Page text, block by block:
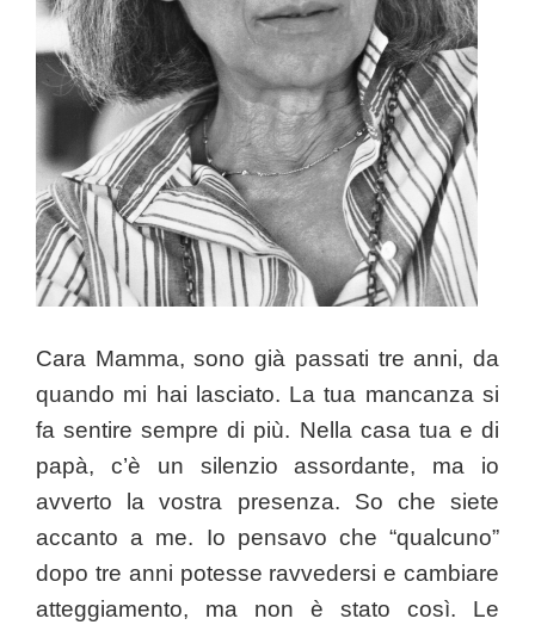
Cara Mamma, sono già passati tre anni, da
quando mi hai lasciato. La tua mancanza si
fa sentire sempre di più. Nella casa tua e di
papà, c’è un silenzio assordante, ma io
avverto la vostra presenza. So che siete
accanto a me. Io pensavo che “qualcuno”
dopo tre anni potesse ravvedersi e cambiare
atteggiamento, ma non è stato così. Le